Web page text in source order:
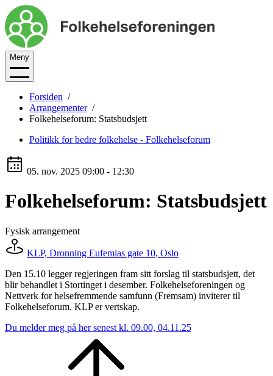
Meny
Forsiden
Arrangementer
Folkehelseforum: Statsbudsjett
Politikk for bedre folkehelse - Folkehelseforum
05. nov. 2025 09:00 - 12:30
Folkehelseforum: Statsbudsjett
Fysisk arrangement
KLP, Dronning Eufemias gate 10, Oslo
Den 15.10 legger regjeringen fram sitt forslag til statsbudsjett, det
blir behandlet i Stortinget i desember. Folkehelseforeningen og
Nettverk for helsefremmende samfunn (Fremsam) inviterer til
Folkehelseforum. KLP er vertskap.
Du melder meg på her senest kl. 09.00, 04.11.25